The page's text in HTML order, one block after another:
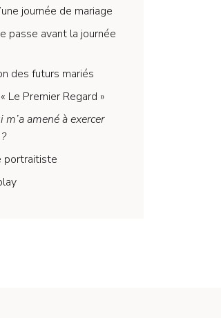
journée de mariage
passe avant la journée
des futurs mariés
Le Premier Regard »
m’a amené à exercer
portraitiste